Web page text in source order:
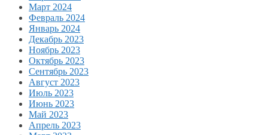
Март 2024
Февраль 2024
Январь 2024
Декабрь 2023
Ноябрь 2023
Октябрь 2023
Сентябрь 2023
Август 2023
Июль 2023
Июнь 2023
Май 2023
Апрель 2023